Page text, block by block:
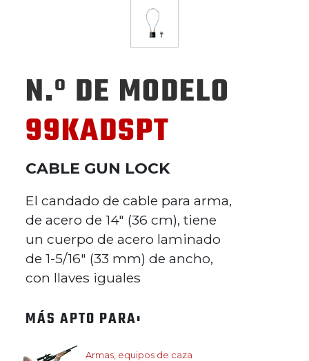
N.º DE MODELO
99KADSPT
CABLE GUN LOCK
El candado de cable para arma,
de acero de 14" (36 cm), tiene
un cuerpo de acero laminado
de 1-5/16" (33 mm) de ancho,
con llaves iguales
MÁS APTO PARA:
Armas, equipos de caza